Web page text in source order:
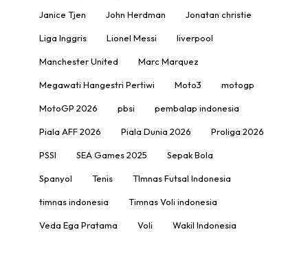
Janice Tjen John Herdman Jonatan christie
Liga Inggris Lionel Messi liverpool
Manchester United Marc Marquez
Megawati Hangestri Pertiwi Moto3 motogp
MotoGP 2026 pbsi pembalap indonesia
Piala AFF 2026 Piala Dunia 2026 Proliga 2026
PSSI SEA Games 2025 Sepak Bola
Spanyol Tenis TImnas Futsal Indonesia
timnas indonesia Timnas Voli indonesia
Veda Ega Pratama Voli Wakil Indonesia